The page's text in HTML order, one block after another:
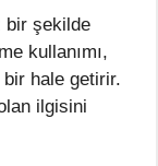
bir şekilde
kullanımı,
hale getirir.
ilgisini